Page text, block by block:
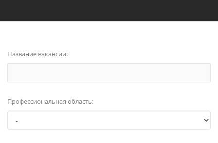
Название вакансии:
Профессиональная область: